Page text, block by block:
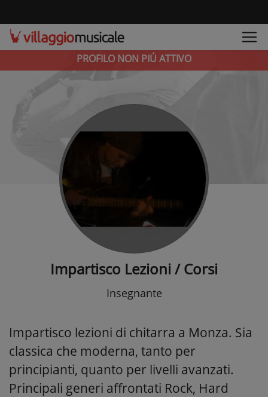
PROFILO NON PIÚ ATTIVO
Impartisco Lezioni / Corsi
Insegnante
Impartisco lezioni di chitarra a Monza. Sia
classica che moderna, tanto per
principianti, quanto per livelli avanzati.
Principali generi affrontati Rock, Hard